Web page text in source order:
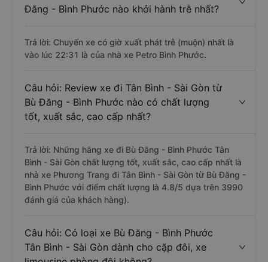
Đăng - Bình Phước nào khởi hành trễ nhất?
Trả lời: Chuyến xe có giờ xuất phát trễ (muộn) nhất là
vào lúc 22:31 là của nhà xe Petro Bình Phước.
Câu hỏi: Review xe đi Tân Bình - Sài Gòn từ
Bù Đăng - Bình Phước nào có chất lượng
tốt, xuất sắc, cao cấp nhất?
Trả lời: Những hãng xe đi Bù Đăng - Bình Phước Tân
Bình - Sài Gòn chất lượng tốt, xuất sắc, cao cấp nhất là
nhà xe Phương Trang đi Tân Bình - Sài Gòn từ Bù Đăng -
Bình Phước với điểm chất lượng là 4.8/5 dựa trên 3990
đánh giá của khách hàng).
Câu hỏi: Có loại xe Bù Đăng - Bình Phước
Tân Bình - Sài Gòn dành cho cặp đôi, xe